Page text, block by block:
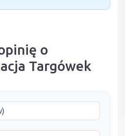
o
Targówek